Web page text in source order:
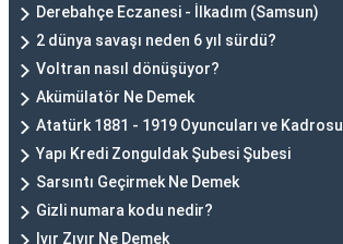
Derebahçe Eczanesi - İlkadım (Samsun)
2 dünya savaşı neden 6 yıl sürdü?
Voltran nasıl dönüşüyor?
Akümülatör Ne Demek
Atatürk 1881 - 1919 Oyuncuları ve Kadrosu
Yapı Kredi Zonguldak Şubesi Şubesi
Sarsıntı Geçirmek Ne Demek
Gizli numara kodu nedir?
Ivır Zıvır Ne Demek